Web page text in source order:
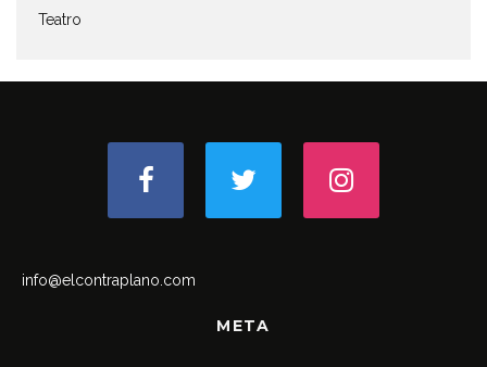
Teatro
info@elcontraplano.com
META